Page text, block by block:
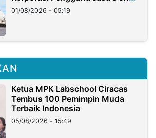
Ritto
01/08/2026 - 05:19
Ketua MPK Labschool Ciracas
Tembus 100 Pemimpin Muda
Terbaik Indonesia
05/08/2026 - 15:49